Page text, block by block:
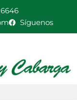
Síguenos